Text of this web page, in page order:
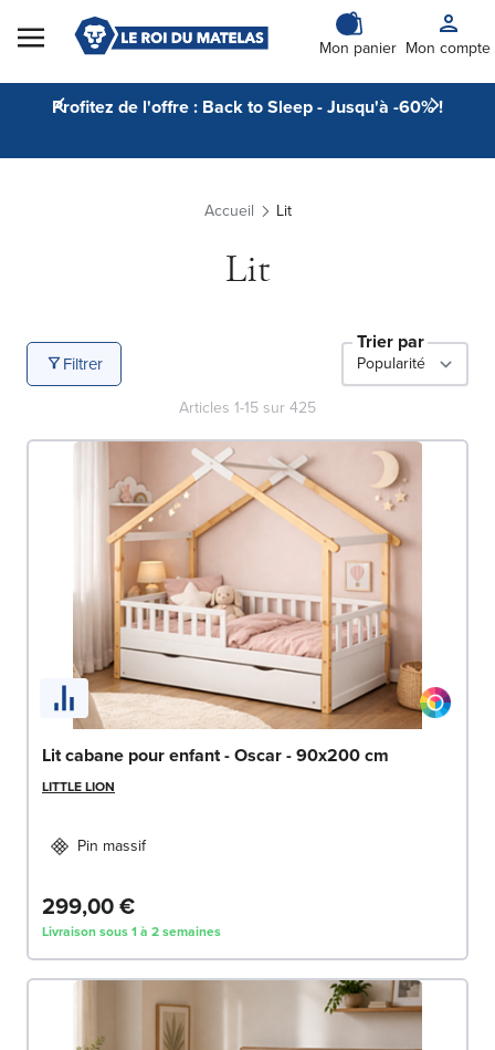
Skip to Content
Mon panier Mon compte
Profitez de l'offre : Back to Sleep - Jusqu'à -60% !
Accueil Lit
Lit
Filtrer
Trier par
Articles 1-15 sur425
Lit cabane pour enfant - Oscar - 90x200 cm
LITTLE LION
Pin massif
299,00 €
Livraison sous 1 à 2 semaines